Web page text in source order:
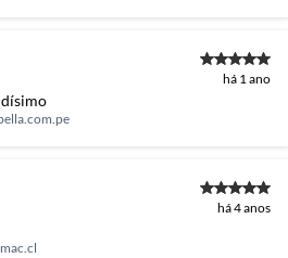
há 1 ano
há 4 anos